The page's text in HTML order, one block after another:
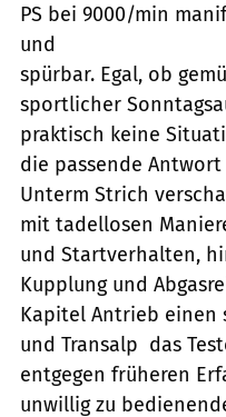
PS bei 9000/min
und
spürbar. Egal, ob
sportlicher
praktisch keine
die passende
Unterm Strich
mit tadellosen
und Startverhalten,
Kupplung und
Kapitel Antrieb einen
und Transalp  das
entgegen früheren
unwillig zu